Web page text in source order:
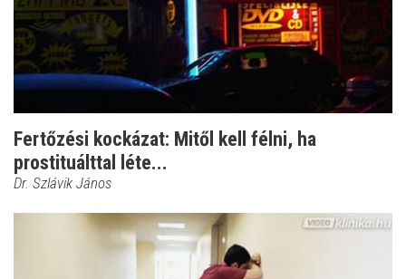
Fertőzési kockázat: Mitől kell félni, ha
prostituálttal léte...
Dr. Szlávik János